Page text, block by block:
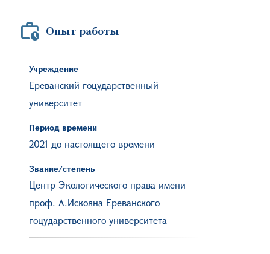
Опыт работы
Учреждение
Ереванский гоцударственный
университет
Период времени
2021 до настоящего времени
Звание/степень
Центр Экологического права имени
проф. А.Искояна Ереванского
гоцударственного университета